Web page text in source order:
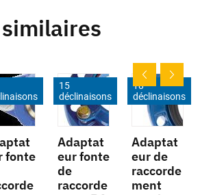
fonte
15
déclinaisons
Adaptat
eur fonte
de
raccorde
18
déclinaisons
Adaptat
eur de
raccorde
ment